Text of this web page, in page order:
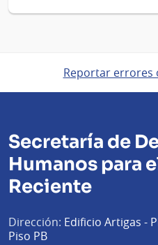
Reportar errores
Secretaría de
Humanos para
Reciente
Dirección: Edificio Artigas -
Piso PB